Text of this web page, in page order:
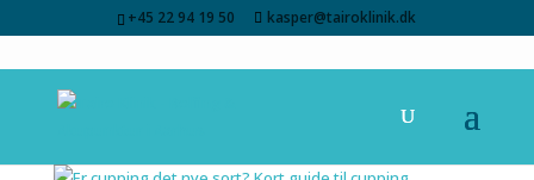
+45 22 94 19 50 kasper@tairoklinik.dk